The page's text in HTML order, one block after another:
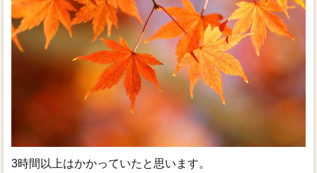
3時間以上はかかっていたと思います。